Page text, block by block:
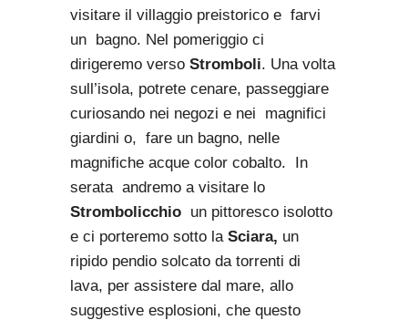
visitare il villaggio preistorico e farvi
un bagno. Nel pomeriggio ci
dirigeremo versoStromboli. Una volta
sull’isola, potrete cenare, passeggiare
curiosando nei negozi e nei magnifici
giardini o, fare un bagno, nelle
magnifiche acque color cobalto. In
serata andremo a visitare lo
Strombolicchio
un pittoresco isolotto
e ci porteremo sotto laSciara, un
ripido pendio solcato da torrenti di
lava, per assistere dal mare, allo
suggestive esplosioni, che questo